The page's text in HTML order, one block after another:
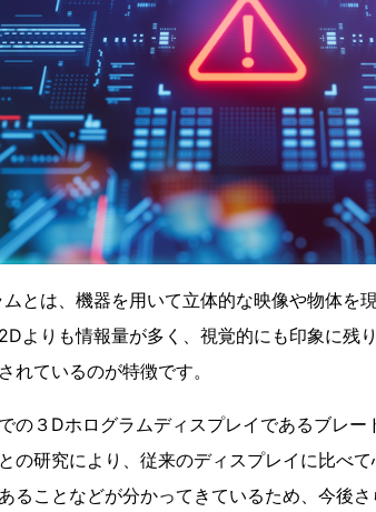
とは、機器を用いて立体的な映像や物体を
よりも情報量が多く、視覚的にも印象に残
れているのが特徴です。
の３Dホログラムディスプレイであるブレー
の研究により、従来のディスプレイに比べ
ることなどが分かってきているため、今後